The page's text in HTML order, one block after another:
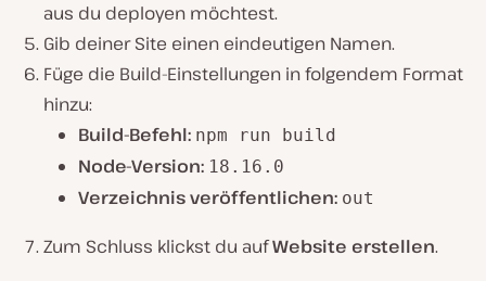
aus du deployen möchtest.
Gib deiner Site einen eindeutigen Namen.
Füge die Build-Einstellungen in folgendem Format
hinzu:
Build-Befehl: npm run build
Node-Version: 18.16.0
Verzeichnis veröffentlichen: out
Zum Schluss klickst du aufWebsite erstellen.